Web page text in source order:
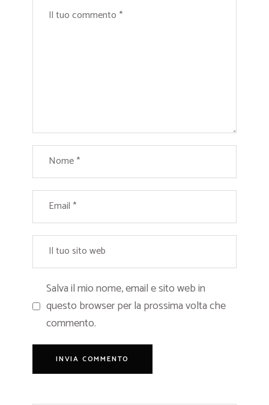
Salva il mio nome, email e sito web in
questo browser per la prossima volta che
commento.